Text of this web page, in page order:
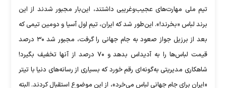
تیم ملی مهارت‌های عجیب‌وغریبی داشتند، این‌بار مجبور شدند از این
برند لباس «بخرند!». این‌طور شد که ایران، تیم اول آسیا و دومین تیمی که
بعد از برزیل جواز صعود به جام جهانی را گرفت، مجبور شد ۳۰ درصد
قیمت لباس‌ها را به آدیداس بدهد و ۷۰ درصد از آنها تخفیف بگیرد!
شاهکاری مدیریتی به‌گونه‌ای رقم خورد که بسیاری از رسانه‌های دنیا با تیتر
«ایران برای جام جهانی لباس می‌خرد»، از این موضوع استقبال کردند. البته